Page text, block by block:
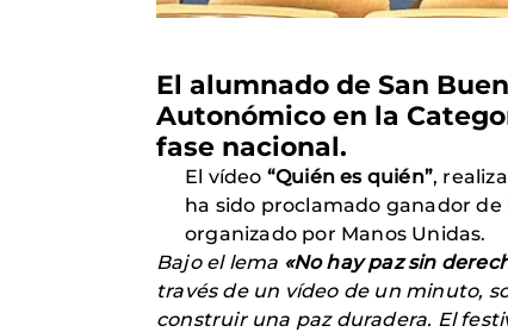
El alumnado de San
Autonómico en la
fase nacional.
El vídeo “Quién es quién”,
ha sido proclamado ganador
organizado por Manos Unidas.
Bajo el lema «No hay paz sin
través de un vídeo de un minuto,
construir una paz duradera. El